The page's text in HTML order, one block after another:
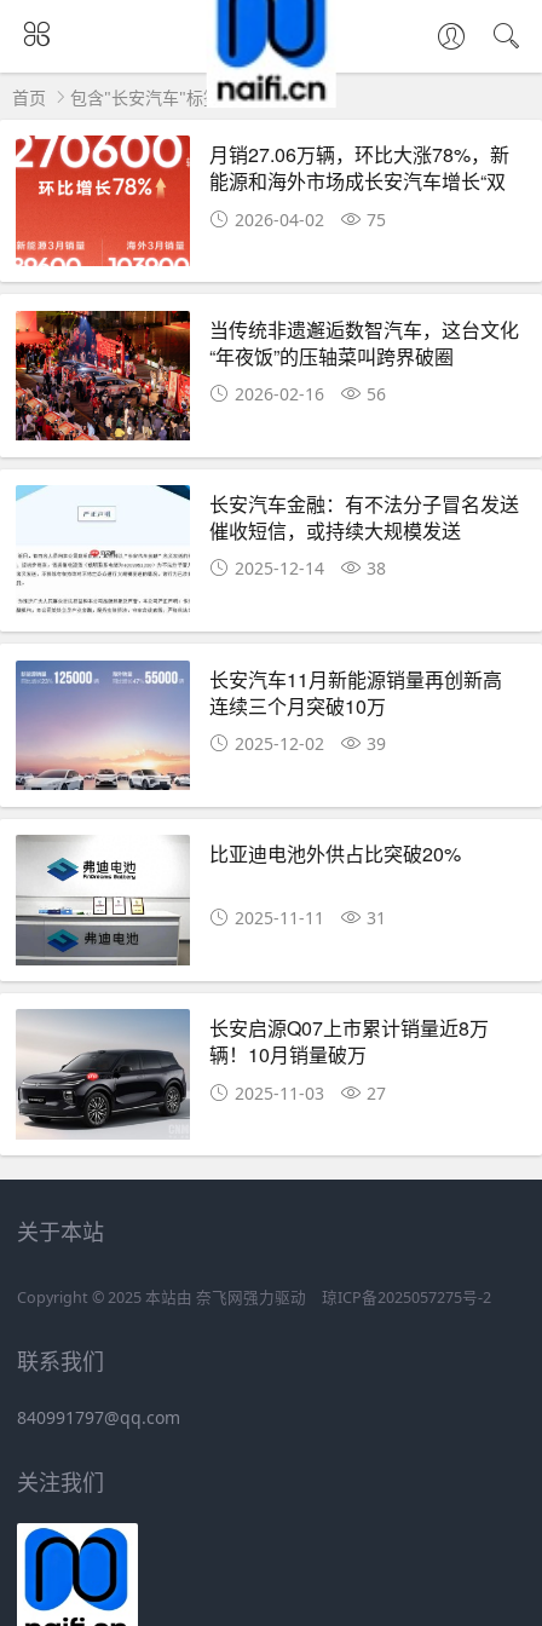
首页 包含"长安汽车"标签的文章
月销27.06万辆，环比大涨78%，新
能源和海外市场成长安汽车增长“双
擎” 2026-04-02 75
当传统非遗邂逅数智汽车，这台文化
“年夜饭”的压轴菜叫跨界破圈
2026-02-16 56
长安汽车金融：有不法分子冒名发送
催收短信，或持续大规模发送
2025-12-14 38
长安汽车11月新能源销量再创新高
连续三个月突破10万
2025-12-02 39
比亚迪电池外供占比突破20%
2025-11-11 31
长安启源Q07上市累计销量近8万
辆！10月销量破万
2025-11-03 27
关于本站
Copyright © 2025 本站由 奈飞网强力驱动 琼ICP备2025057275号-2
联系我们
840991797@qq.com
关注我们